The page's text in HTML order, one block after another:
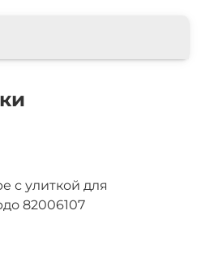
с улиткой для
82006107